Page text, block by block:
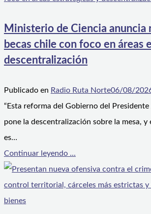
Ministerio de Ciencia anuncia
becas chile con foco en áreas
descentralización
Publicado en Radio Ruta Norte06/08/
“Esta reforma del Gobierno del
pone la descentralización sobre la mesa, y
es…
Continuar leyendo ...